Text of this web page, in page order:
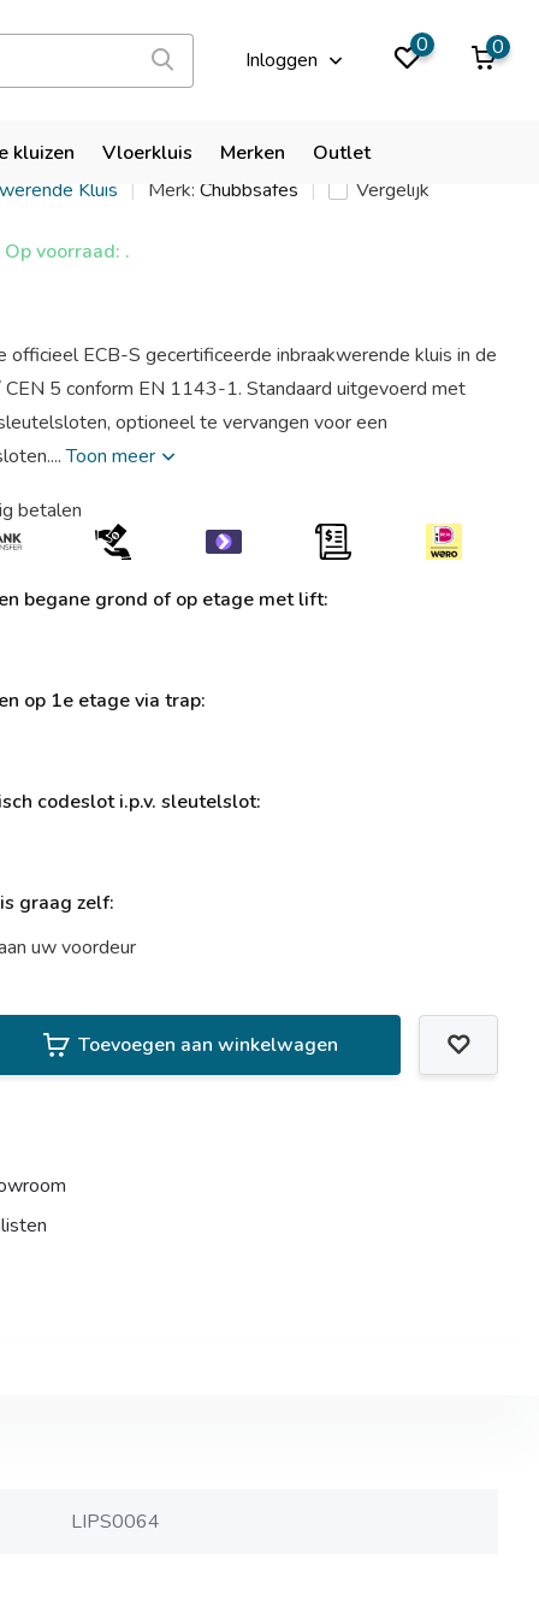
Inloggen
0 0
kluizen Vloerkluis Merken Outlet
9,9
Custodian G5 210
Kluis Merk:Chubbsafes Vergelijk
Op voorraad: .
officieel ECB-S gecertificeerde inbraakwerende kluis in de
5 conform EN 1143-1. Standaard uitgevoerd met
optioneel te vervangen voor een
Toon meer
betalen
begane grond of op etage met lift:
op 1e etage via trap:
codeslot i.p.v. sleutelslot:
graag zelf:
uw voordeur
Toevoegen aan winkelwagen
LIPS0064